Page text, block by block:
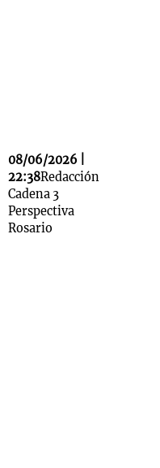
08/06/2026 |
22:38Redacción
Cadena 3
Perspectiva
Rosario